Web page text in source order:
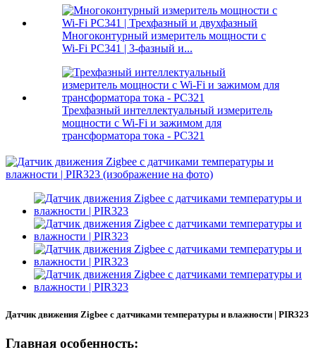
Многоконтурный измеритель мощности с
Wi-Fi PC341 | 3-фазный и...
Трехфазный интеллектуальный измеритель
мощности с Wi-Fi и зажимом для
трансформатора тока - PC321
Датчик движения Zigbee с датчиками температуры и влажности | PIR323
Главная особенность: